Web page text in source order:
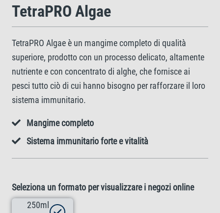
TetraPRO Algae
TetraPRO Algae è un mangime completo di qualità
superiore, prodotto con un processo delicato, altamente
nutriente e con concentrato di alghe, che fornisce ai
pesci tutto ciò di cui hanno bisogno per rafforzare il loro
sistema immunitario.
Mangime completo
Sistema immunitario forte e vitalità
Seleziona un formato per visualizzare i negozi online
250ml